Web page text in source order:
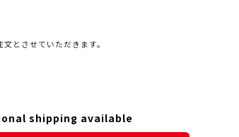
とさせていただきます。
shipping available